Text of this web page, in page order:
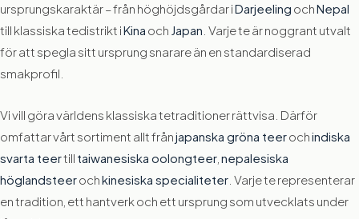
ursprungskaraktär – från höghöjdsgårdar iDarjeeling ochNepal
till klassiska tedistrikt iKina och Japan . Varje te är noggrant utvalt
för att spegla sitt ursprung snarare än en standardiserad
smakprofil.
Vi vill göra världens klassiska tetraditioner rättvisa. Därför
omfattar vårt sortiment allt frånjapanska gröna teerochindiska
svarta teertill taiwanesiska oolongteer nepalesiska
höglandsteerochkinesiska specialiteter . Varje te representerar
en tradition, ett hantverk och ett ursprung som utvecklats under